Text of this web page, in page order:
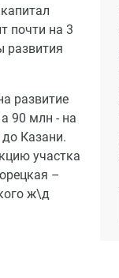
почти на 3
развития
развитие
90 млн - на
Казани.
участка
–
ж\д